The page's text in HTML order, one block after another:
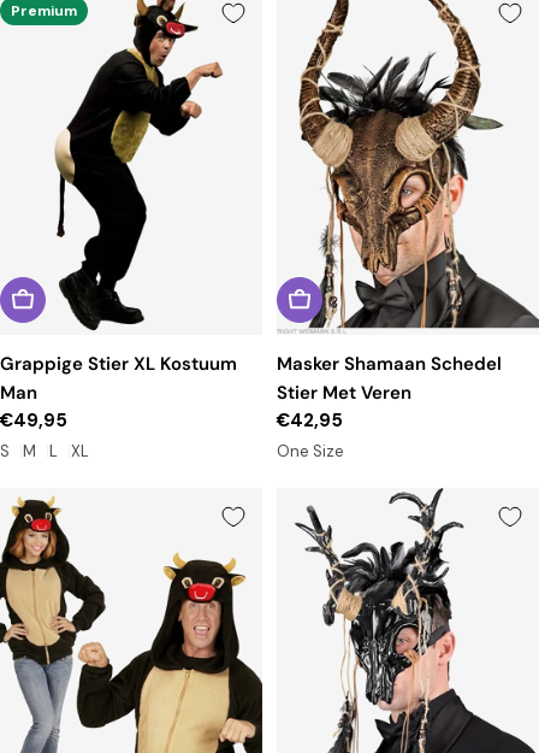
Premium
Grappige Stier XL Kostuum
Man
Reguliere
prijs
€49,95
S M L XL
Masker Shamaan Schedel
Stier Met Veren
Reguliere
prijs
€42,95
One Size